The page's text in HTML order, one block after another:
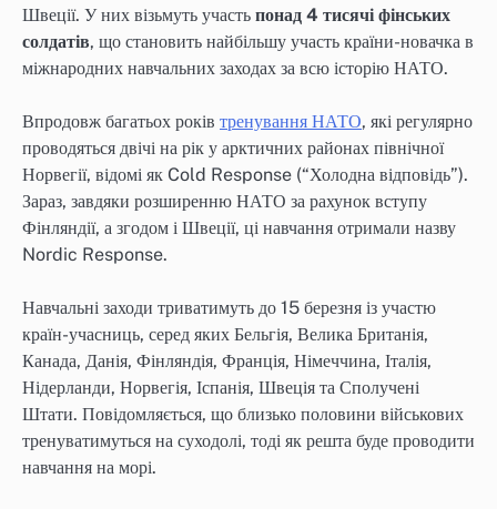
Швеції. У них візьмуть участь понад 4 тисячі фінських
солдатів, що становить найбільшу участь країни-новачка в
міжнародних навчальних заходах за всю історію НАТО.
Впродовж багатьох років тренування НАТО, які регулярно
проводяться двічі на рік у арктичних районах північної
Норвегії, відомі як Cold Response (“Холодна відповідь”).
Зараз, завдяки розширенню НАТО за рахунок вступу
Фінляндії, а згодом і Швеції, ці навчання отримали назву
Nordic Response.
Навчальні заходи триватимуть до 15 березня із участю
країн-учасниць, серед яких Бельгія, Велика Британія,
Канада, Данія, Фінляндія, Франція, Німеччина, Італія,
Нідерланди, Норвегія, Іспанія, Швеція та Сполучені
Штати. Повідомляється, що близько половини військових
тренуватимуться на суходолі, тоді як решта буде проводити
навчання на морі.